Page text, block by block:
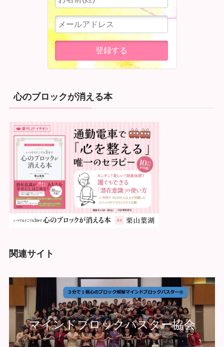
心のブロックが消える本
関連サイト
マインドブロックバスター協会